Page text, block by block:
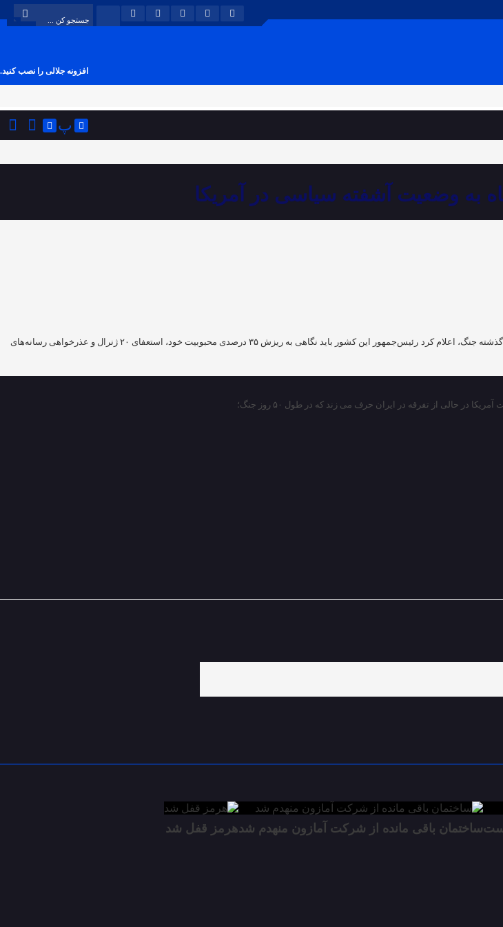
افزونه جلالی را نصب کنید.
پ
به وضعیت آشفته سیاسی در آمریکا
سازمان اطلاعات سپاه با اشاره به وضعیت آشفته‌ سیاسی در آمریکا طی ۵۰ روز گذشته جنگ، اعلام کرد رئیس‌جمهور این کشور باید نگاهی به ریزش ۳۵ درصدی محبوبیت خود، استعفای ۲۰ ژنرال و عذرخواهی رسانه‌های
حالی از تفرقه در ایران حرف می زند که در طول ۵۰ روز جنگ؛
ساختمان باقی مانده از شرکت آمازون منهدم شدهرمز قفل شد